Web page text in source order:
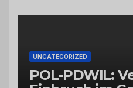
UNCATEGORIZED
POL-PDWIL: